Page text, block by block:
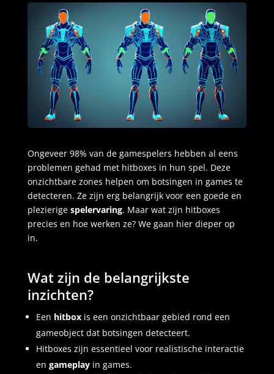
Ongeveer 98% van de gamespelers hebben al eens
problemen gehad met hitboxes in hun spel. Deze
onzichtbare zones helpen om botsingen in games te
detecteren. Ze zijn erg belangrijk voor een goede en
plezierige spelervaring. Maar wat zijn hitboxes
precies en hoe werken ze? We gaan hier dieper op
in.
Wat zijn de belangrijkste
inzichten?
Een hitboxis een onzichtbaar gebied rond een
gameobject dat botsingen detecteert.
Hitboxes zijn essentieel voor realistische interactie
en gameplayin games.